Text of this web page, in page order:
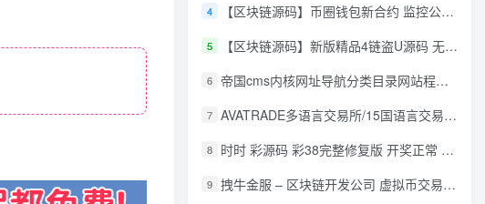
4 【区块链源码】币圈钱包新合约 监控公链转账地址 尾数模拟转账数据生成 0 U攻击带安装说明
5 【区块链源码】新版精品4链盗U源码 无限开代理模式 后台 代理数据可看 包含搭建教程
6 帝国cms内核网址导航分类目录网站程序源码
7 AVATRADE多语言交易所/15国语言交易所/合约交易/期权交易/币币交易/申购/矿机/风控/前端wap/pc纯源码/带搭建教程
8 时时 彩源码 彩38完整修复版 开奖正常 带手机wap
9 拽牛金服 – 区块链开发公司 虚拟币交易系统 虚拟币交易平台开发 虚拟币ico众